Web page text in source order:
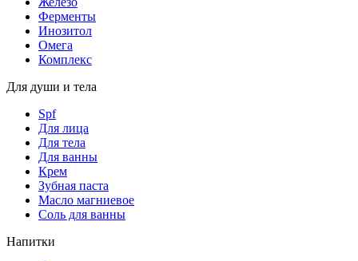
Ферменты
Инозитол
Омега
Комплекс
Для души и тела
Spf
Для лица
Для тела
Для ванны
Крем
Зубная паста
Масло магниевое
Соль для ванны
Напитки